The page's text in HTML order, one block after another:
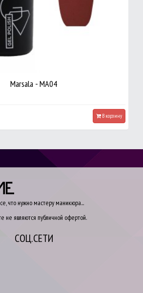
Marsala - MA04
В корзину
что нужно мастеру маникюра...
не являются публичной офертой.
СОЦ.СЕТИ